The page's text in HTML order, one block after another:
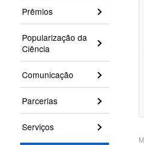
Prêmios
Popularização da
Ciência
Comunicação
Parcerias
Serviços